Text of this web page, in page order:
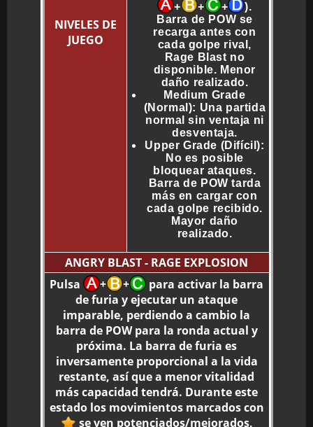
NIVELES DE
JUEGO
+
+ +
).
Barra de POW se
recarga antes con
cada golpe rival,
Rage Blast no
disponible. Menor
daño realizado.
Medium Grade
(Normal): Una partida
normal sin ventaja ni
desventaja.
Upper Grade (Difícil):
No es posible
bloquear ataques.
Barra de POW tarda
más en cargar con
cada golpe recibido.
Mayor daño
realizado.
ANGRY BLAST - RAGE EXPLOSION
Pulsa
+ +
para activar la barra
de furia y ejecutar un ataque
imparable, perdiendo a cambio la
barra de POW para la ronda actual y
próxima. La barra de furia es
inversamente proporcional a la vida
restante, así que a menor vitalidad
más capacidad tendrá. Durante este
estado los movimientos marcados con
se ven potenciados/mejorados,